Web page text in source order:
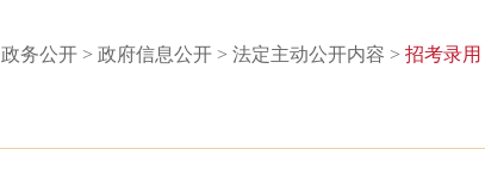
政务公开 > 政府信息公开 > 法定主动公开内容 > 招考录用